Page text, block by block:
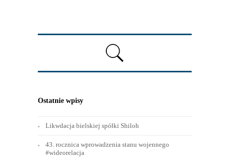
Ostatnie wpisy
Likwdacja bielskiej spółki Shiloh
43. rocznica wprowadzenia stanu wojennego
#wideorelacja